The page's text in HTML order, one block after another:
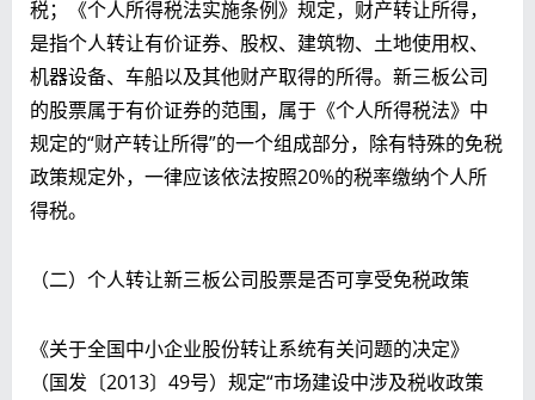
税；《个人所得税法实施条例》规定，财产转让所得，
是指个人转让有价证券、股权、建筑物、土地使用权、
机器设备、车船以及其他财产取得的所得。新三板公司
的股票属于有价证券的范围，属于《个人所得税法》中
规定的“财产转让所得”的一个组成部分，除有特殊的免税
政策规定外，一律应该依法按照20%的税率缴纳个人所
得税。
（二）个人转让新三板公司股票是否可享受免税政策
《关于全国中小企业股份转让系统有关问题的决定》
（国发〔2013〕49号）规定“市场建设中涉及税收政策